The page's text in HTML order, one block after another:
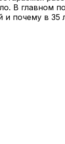
В главном
почему в 35